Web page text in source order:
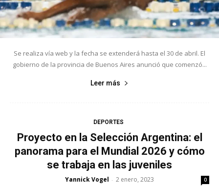
Se realiza vía web y la fecha se extenderá hasta el 30 de abril. El
gobierno de la provincia de Buenos Aires anunció que comenzó...
Leer más
DEPORTES
Proyecto en la Selección Argentina: el
panorama para el Mundial 2026 y cómo
se trabaja en las juveniles
Yannick Vogel - 2 enero, 2023 0